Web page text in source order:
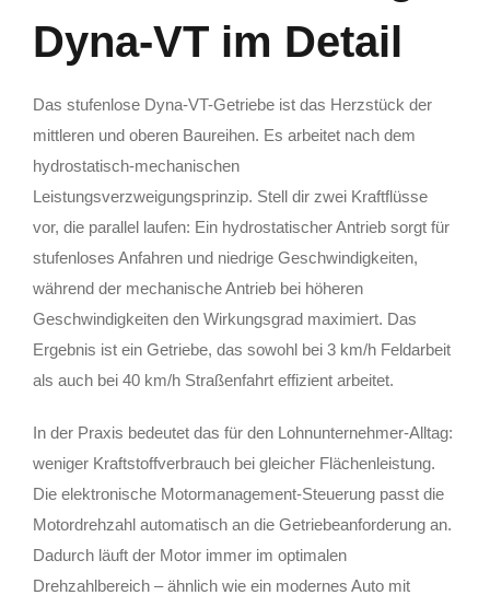
Dyna-VT im Detail
Das stufenlose Dyna-VT-Getriebe ist das Herzstück der
mittleren und oberen Baureihen. Es arbeitet nach dem
hydrostatisch-mechanischen
Leistungsverzweigungsprinzip. Stell dir zwei Kraftflüsse
vor, die parallel laufen: Ein hydrostatischer Antrieb sorgt für
stufenloses Anfahren und niedrige Geschwindigkeiten,
während der mechanische Antrieb bei höheren
Geschwindigkeiten den Wirkungsgrad maximiert. Das
Ergebnis ist ein Getriebe, das sowohl bei 3 km/h Feldarbeit
als auch bei 40 km/h Straßenfahrt effizient arbeitet.
In der Praxis bedeutet das für den Lohnunternehmer-Alltag:
weniger Kraftstoffverbrauch bei gleicher Flächenleistung.
Die elektronische Motormanagement-Steuerung passt die
Motordrehzahl automatisch an die Getriebeanforderung an.
Dadurch läuft der Motor immer im optimalen
Drehzahlbereich – ähnlich wie ein modernes Auto mit